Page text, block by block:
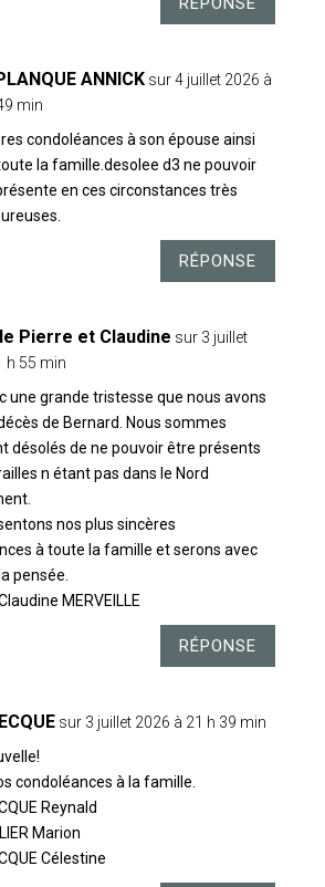
ANNICK sur 4 juillet 2026 à
min
condoléances à son épouse ainsi
la famille.desolee d3 ne pouvoir
en ces circonstances très
RÉPONSE
Pierre et Claudine sur 3 juillet
h 55 min
une grande tristesse que nous avons
de Bernard. Nous sommes
désolés de ne pouvoir être présents
n étant pas dans le Nord
nos plus sincères
à toute la famille et serons avec
pensée.
MERVEILLE
RÉPONSE
sur 3 juillet 2026 à 21 h 39 min
condoléances à la famille.
Reynald
Marion
Célestine